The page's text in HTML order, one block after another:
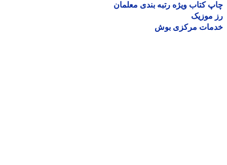
کتاب ویژه رتبه بندی معلمان
موزیک
مرکزی بوش